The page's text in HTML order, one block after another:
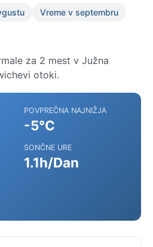
Vreme v septembru
za 2 mest v Južna
otoki.
POVPREČNA NAJNIŽJA
-5°C
SONČNE URE
1.1h/Dan